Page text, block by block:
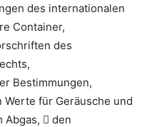
des internationalen
Container,
des
Bestimmungen,
für Geräusche und
 den